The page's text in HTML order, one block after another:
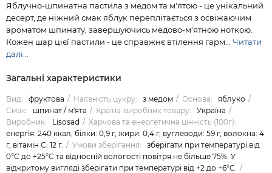
Яблучно-шпинатна пастила з медом та м'ятою - це унікальний
десерт, де ніжний смак яблук переплітається з освіжаючим
ароматом шпинату, завершуючись медово-м'ятною ноткою.
Кожен шар цієї пастили - це справжнє втілення гарм... Читати
далі...
Загальні характеристики
Вид: фруктова Наявність цукру: з медом Основа:
яблуко
Смак:
шпинат / м'ята Країна-виробник товару:
Україна
Виробник:
Lisosad
Харчова та енергетична цінність (100г):
енергія: 240 ккал, білки: 0,9 г, жири: 0,4 г, вуглеводи: 59 г, волокна: 4
г, вітамін С: 12 г.
Умови зберігання:
зберігати при температурі від
0°C до +25°C та відносній вологості повітря не більше 75%. У
відкритому вигляді зберігати при температурі від +2 до +6°C.